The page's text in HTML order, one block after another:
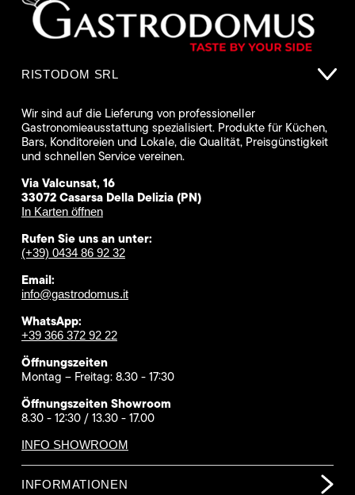
RISTODOM SRL
Wir sind auf die Lieferung von professioneller
Gastronomieausstattung spezialisiert. Produkte für Küchen,
Bars, Konditoreien und Lokale, die Qualität, Preisgünstigkeit
und schnellen Service vereinen.
Via Valcunsat, 16
33072 Casarsa Della Delizia (PN)
In Karten öffnen
Rufen Sie uns an unter:
(+39) 0434 86 92 32
Email:
info@gastrodomus.it
WhatsApp:
+39 366 372 92 22
Öffnungszeiten
Montag – Freitag: 8.30 - 17:30
Öffnungszeiten Showroom
8.30 - 12:30 / 13.30 - 17.00
INFO SHOWROOM
INFORMATIONEN